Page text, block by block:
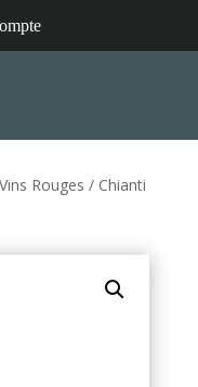
Vins Rouges / Chianti